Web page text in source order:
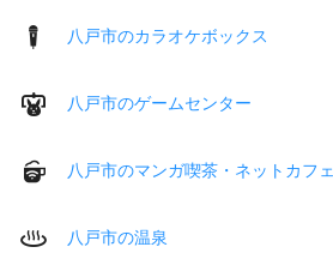
八戸市のカラオケボックス
八戸市のゲームセンター
八戸市のマンガ喫茶・ネットカフェ
八戸市の温泉